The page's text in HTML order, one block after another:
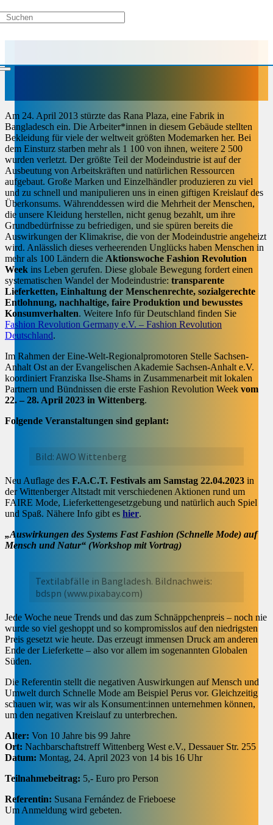
Am 24. April 2013 stürzte das Rana Plaza, eine Fabrik in
Bangladesch ein. Die Arbeiter*innen in diesem Gebäude stellten
Bekleidung für viele der weltweit größten Modemarken her. Bei
dem Einsturz starben mehr als 1 100 von ihnen, weitere 2 500
wurden verletzt. Der größte Teil der Modeindustrie ist auf der
Ausbeutung von Arbeitskräften und natürlichen Ressourcen
aufgebaut. Große Marken und Einzelhändler produzieren zu viel
und zu schnell und manipulieren uns in einen giftigen Kreislauf des
Überkonsums. Währenddessen wird die Mehrheit der Menschen,
die unsere Kleidung herstellen, nicht genug bezahlt, um ihre
Grundbedürfnisse zu befriedigen, und sie spüren bereits die
Auswirkungen der Klimakrise, die von der Modeindustrie angeheizt
wird. Anlässlich dieses verheerenden Unglücks haben Menschen in
mehr als 100 Ländern die Aktionswoche Fashion Revolution
Week ins Leben gerufen. Diese globale Bewegung fordert einen
systematischen Wandel der Modeindustrie: transparente
Lieferketten, Einhaltung der Menschenrechte, sozialgerechte
Entlohnung, nachhaltige, faire Produktion und bewusstes
Konsumverhalten. Weitere Info für Deutschland finden Sie
Fashion Revolution Germany e.V. – Fashion Revolution
Deutschland.
Im Rahmen der Eine-Welt-Regionalpromotoren Stelle Sachsen-
Anhalt Ost an der Evangelischen Akademie Sachsen-Anhalt e.V.
koordiniert Franziska Ilse-Shams in Zusammenarbeit mit lokalen
Partnern und Bündnissen die erste Fashion Revolution Week vom
22. – 28. April 2023 in Wittenberg.
Folgende Veranstaltungen sind geplant:
Bild: AWO Wittenberg
Neu Auflage des F.A.C.T. Festivals am Samstag 22.04.2023 in
der Wittenberger Altstadt mit verschiedenen Aktionen rund um
FAIRE Mode, Lieferkettengesetzgebung und natürlich auch Spiel
und Spaß. Nähere Info gibt es hier.
„Auswirkungen des Systems Fast Fashion (Schnelle Mode) auf
Mensch und Natur“ (Workshop mit Vortrag)
Textilabfälle in Bangladesh. Bildnachweis:
bdspn (www.pixabay.com)
Jede Woche neue Trends und das zum Schnäppchenpreis – noch nie
wurde so viel geshoppt und so kompromisslos auf den niedrigsten
Preis gesetzt wie heute. Das erzeugt immensen Druck am anderen
Ende der Lieferkette – also vor allem im sogenannten Globalen
Süden.
Die Referentin stellt die negativen Auswirkungen auf Mensch und
Umwelt durch Schnelle Mode am Beispiel Perus vor. Gleichzeitig
schauen wir, was wir als Konsument:innen unternehmen können,
um den negativen Kreislauf zu unterbrechen.
Alter: Von 10 Jahre bis 99 Jahre
Ort: Nachbarschaftstreff Wittenberg West e.V., Dessauer Str. 255
Datum: Montag, 24. April 2023 von 14 bis 16 Uhr
Teilnahmebeitrag: 5,- Euro pro Person
Referentin: Susana Fernández de Frieboese
Um Anmeldung wird gebeten.